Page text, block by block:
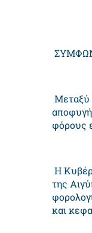
Μεταξύ
αποφυγή
φόρους
Η
της
και